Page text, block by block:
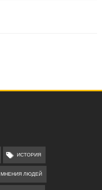
ИСТОРИЯ
МНЕНИЯ ЛЮДЕЙ